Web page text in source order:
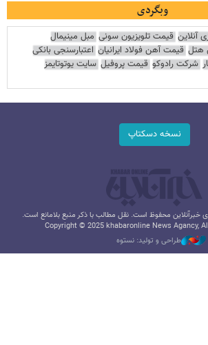
وبگردی
آنلاین قیمت تلویزیون سونی مبل مینیمال
هتل قیمت آهن فولاد ایرانیان اعتبارسنجی بانکی
شرکت رادوکو قیمت پروفیل سایت یوتوتایمز
نسخه دسکتاپ
خبرآنلاین محفوظ است. نقل مطالب با ذکر منبع بلامانع است.
Copyright © 2025 khabaronline News Agancy,
طراحی و تولید: نستوه